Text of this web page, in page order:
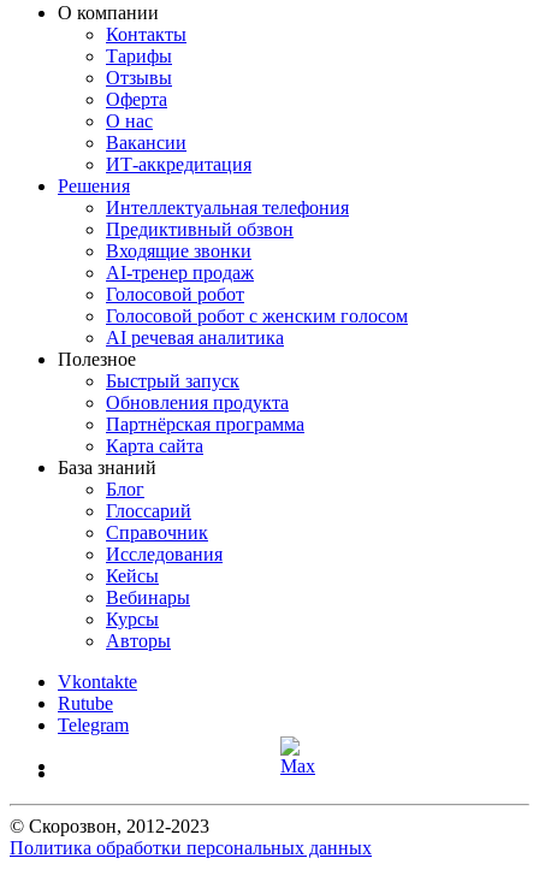
О компании
Контакты
Тарифы
Отзывы
Оферта
О нас
Вакансии
ИТ-аккредитация
Решения
Интеллектуальная телефония
Предиктивный обзвон
Входящие звонки
AI-тренер продаж
Голосовой робот
Голосовой робот с женским голосом
AI речевая аналитика
Полезное
Быстрый запуск
Обновления продукта
Партнёрская программа
Карта сайта
База знаний
Блог
Глоссарий
Справочник
Исследования
Кейсы
Вебинары
Курсы
Авторы
Vkontakte
Rutube
Telegram
© Скорозвон, 2012-2023
Политика обработки персональных данных